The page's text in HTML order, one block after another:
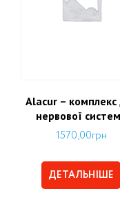
Alacur – комплекс
нервової
1570,00грн
ДЕТАЛЬНІШЕ